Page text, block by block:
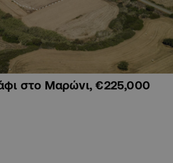
στο Μαρώνι, €225,000